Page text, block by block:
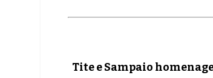
Tite e Sampaio